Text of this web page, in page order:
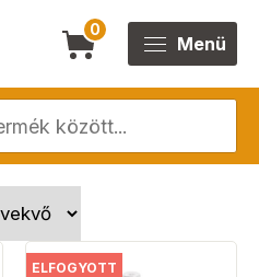
0
Menü
ELFOGYOTT